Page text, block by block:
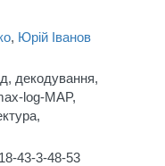
, Юрій Іванов
декодування,
log-MAP,
43-3-48-53